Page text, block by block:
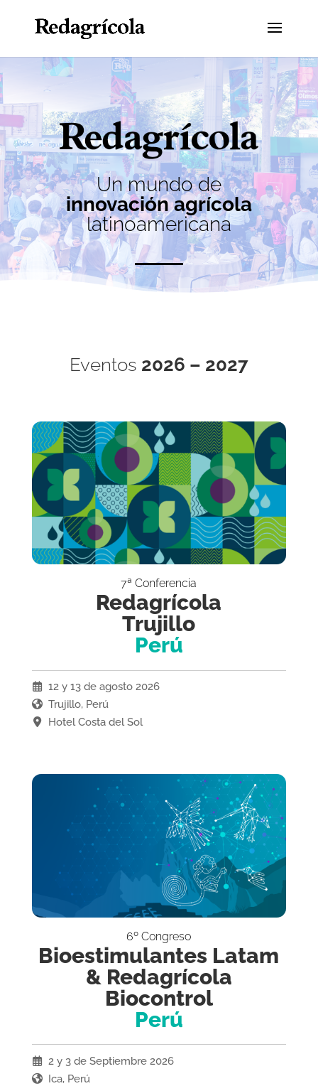
Un mundo de
innovación agrícola
latinoamericana
Eventos 2026 – 2027
7ª Conferencia
Redagrícola
Trujillo
Perú
12 y 13 de agosto 2026
Trujillo, Perú
Hotel Costa del Sol
6º Congreso
Bioestimulantes Latam
& Redagrícola
Biocontrol
Perú
2 y 3 de Septiembre 2026
Ica, Perú